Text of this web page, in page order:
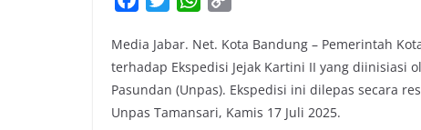
c
e
b
o
i
t
t
e
a
t
s
A
p
y
L
i
Media Jabar. Net. Kota Bandung – Pemerintah
terhadap Ekspedisi Jejak Kartini II yang diinisiasi
Pasundan (Unpas). Ekspedisi ini dilepas secara
Unpas Tamansari, Kamis 17 Juli 2025.